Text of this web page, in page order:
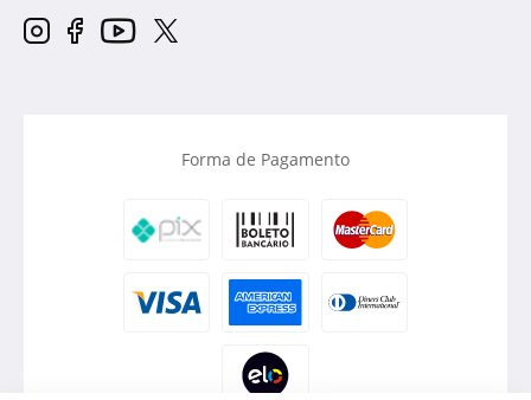
Forma de Pagamento